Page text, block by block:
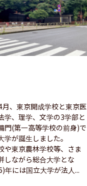
、東京開成学校と東京医
学、理学、文学の3学部と
門(第一高等学校の前身)で
が誕生しました。
や東京農林学校等、さま
しながら総合大学とな
年には国立大学が法人...